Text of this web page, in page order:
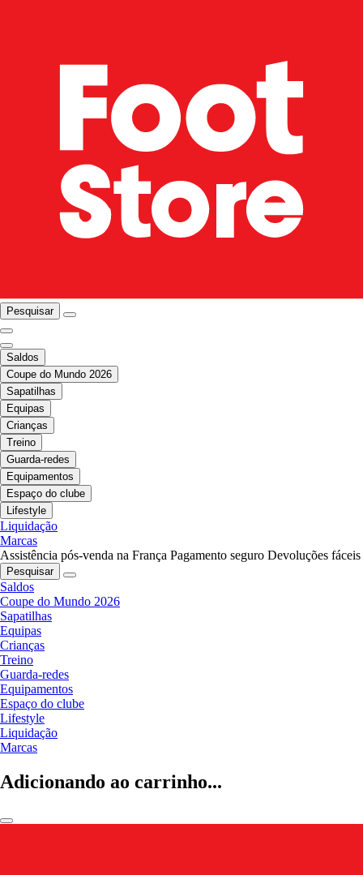
Pesquisar
Saldos
Coupe do Mundo 2026
Sapatilhas
Equipas
Crianças
Treino
Guarda-redes
Equipamentos
Espaço do clube
Lifestyle
Liquidação
Marcas
Assistência pós-venda na França Pagamento seguro Devoluções fáceis
Pesquisar
Saldos
Coupe do Mundo 2026
Sapatilhas
Equipas
Crianças
Treino
Guarda-redes
Equipamentos
Espaço do clube
Lifestyle
Liquidação
Marcas
Adicionando ao carrinho...